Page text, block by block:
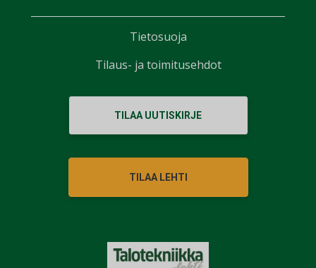
TILAA UUTISKIRJE
TILAA LEHTI
Tietosuoja
Tilaus- ja toimitusehdot